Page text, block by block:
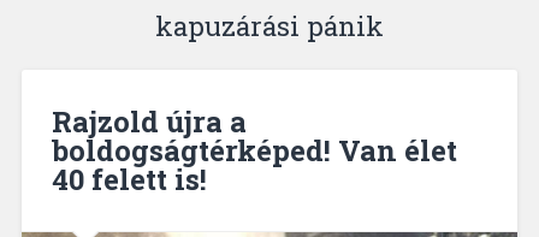
kapuzárási pánik
Rajzold újra a
boldogságtérképed! Van élet
40 felett is!